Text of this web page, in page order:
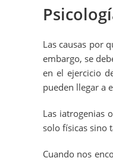
Las causas por
embargo, se
en el ejercicio
pueden llegar a
Las iatrogenias
solo físicas sino
Cuando nos